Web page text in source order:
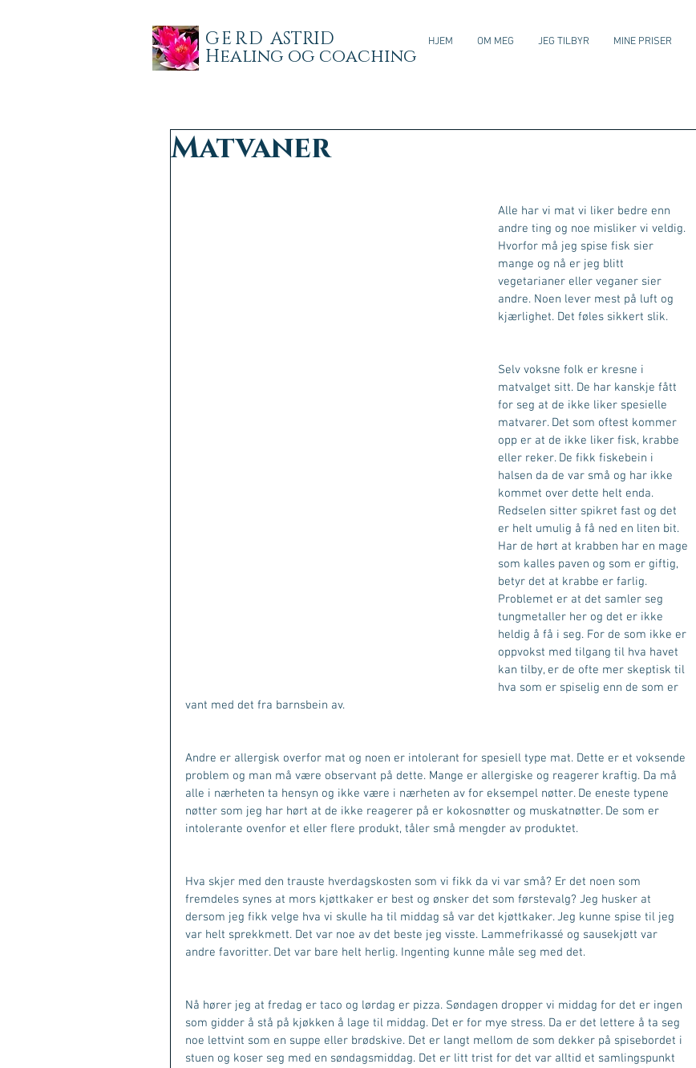
GERD ASTRID
Healing og coaching
HJEM OM MEG JEG TILBYR MINE PRISER
Matvaner
Alle har vi mat vi liker bedre enn
andre ting og noe misliker vi veldig.
Hvorfor må jeg spise fisk sier
mange og nå er jeg blitt
vegetarianer eller veganer sier
andre. Noen lever mest på luft og
kjærlighet. Det føles sikkert slik.
Selv voksne folk er kresne i
matvalget sitt. De har kanskje fått
for seg at de ikke liker spesielle
matvarer. Det som oftest kommer
opp er at de ikke liker fisk, krabbe
eller reker. De fikk fiskebein i
halsen da de var små og har ikke
kommet over dette helt enda.
Redselen sitter spikret fast og det
er helt umulig å få ned en liten bit.
Har de hørt at krabben har en mage
som kalles paven og som er giftig,
betyr det at krabbe er farlig.
Problemet er at det samler seg
tungmetaller her og det er ikke
heldig å få i seg. For de som ikke er
oppvokst med tilgang til hva havet
kan tilby, er de ofte mer skeptisk til
hva som er spiselig enn de som er
vant med det fra barnsbein av.
Andre er allergisk overfor mat og noen er intolerant for spesiell type mat. Dette er et voksende
problem og man må være observant på dette. Mange er allergiske og reagerer kraftig. Da må
alle i nærheten ta hensyn og ikke være i nærheten av for eksempel nøtter. De eneste typene
nøtter som jeg har hørt at de ikke reagerer på er kokosnøtter og muskatnøtter. De som er
intolerante ovenfor et eller flere produkt, tåler små mengder av produktet.
Hva skjer med den trauste hverdagskosten som vi fikk da vi var små? Er det noen som
fremdeles synes at mors kjøttkaker er best og ønsker det som førstevalg? Jeg husker at
dersom jeg fikk velge hva vi skulle ha til middag så var det kjøttkaker. Jeg kunne spise til jeg
var helt sprekkmett. Det var noe av det beste jeg visste. Lammefrikassé og sausekjøtt var
andre favoritter. Det var bare helt herlig. Ingenting kunne måle seg med det.
Nå hører jeg at fredag er taco og lørdag er pizza. Søndagen dropper vi middag for det er ingen
som gidder å stå på kjøkken å lage til middag. Det er for mye stress. Da er det lettere å ta seg
noe lettvint som en suppe eller brødskive. Det er langt mellom de som dekker på spisebordet i
stuen og koser seg med en søndagsmiddag. Det er litt trist for det var alltid et samlingspunkt